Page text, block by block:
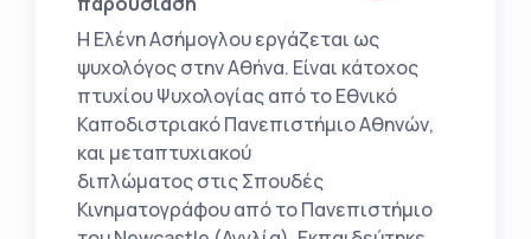
Η Ελένη Ασήμογλου εργάζεται ως
ψυχολόγος στην Αθήνα. Είναι κάτοχος
πτυχίου Ψυχολογίας από το Εθνικό
Καποδιστριακό Πανεπιστήμιο Αθηνών,
και μεταπτυχιακού
διπλώματος στις Σπουδές
Κινηματογράφου από το Πανεπιστήμιο